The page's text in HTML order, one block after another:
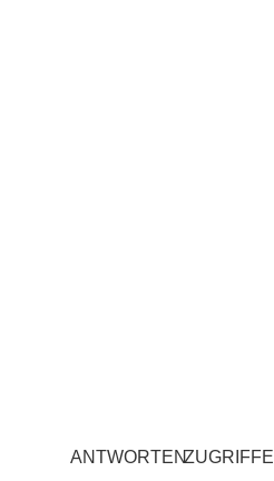
ANTWORTENZUGRIFFE